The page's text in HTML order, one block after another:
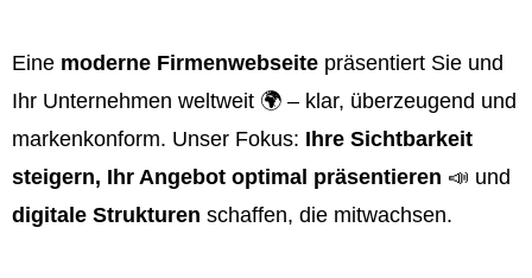
Eine moderne Firmenwebseite präsentiert Sie und
Ihr Unternehmen weltweit 🌍 – klar, überzeugend und
markenkonform. Unser Fokus: Ihre Sichtbarkeit
steigern, Ihr Angebot optimal präsentieren 📣 und
digitale Strukturen schaffen, die mitwachsen.